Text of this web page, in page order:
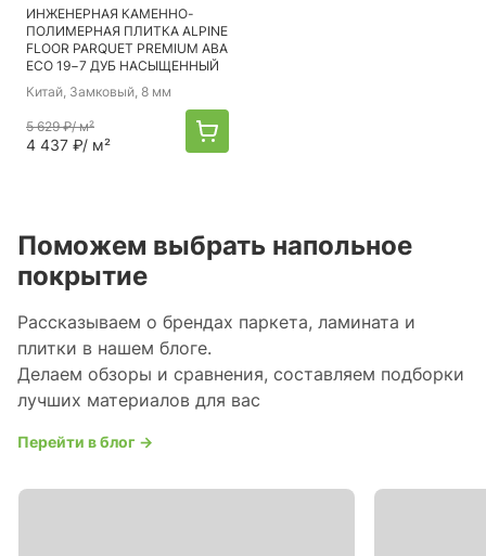
ИНЖЕНЕРНАЯ КАМЕННО-
ПОЛИМЕРНАЯ ПЛИТКА ALPINE
FLOOR PARQUET PREMIUM ABA
ECO 19−7 ДУБ НАСЫЩЕННЫЙ
Китай, Замковый, 8 мм
5 629 ₽/ м²
4 437 ₽/ м²
Поможем выбрать напольное
покрытие
Рассказываем о брендах паркета, ламината и
плитки в нашем блоге.
Делаем обзоры и сравнения, составляем подборки
лучших материалов для вас
Перейти в блог →